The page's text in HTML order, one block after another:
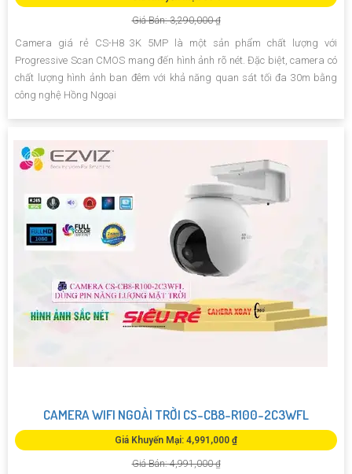
Giá Bán: 3,290,000 ₫
Camera giá rẻ CS-H8 3K 5MP là một sản phẩm chất lượng với
Progressive Scan CMOS mang đến hình ảnh rõ nét. Đặc biệt, camera có
chất lượng hình ảnh ban đêm với khả năng quan sát tối đa 30m bằng
công nghệ Hồng Ngoại
CAMERA WIFI NGOÀI TRỜI CS-CB8-R100-2C3WFL
Giá Khuyến Mại: 4,991,000 ₫
Giá Bán: 4,991,000 ₫